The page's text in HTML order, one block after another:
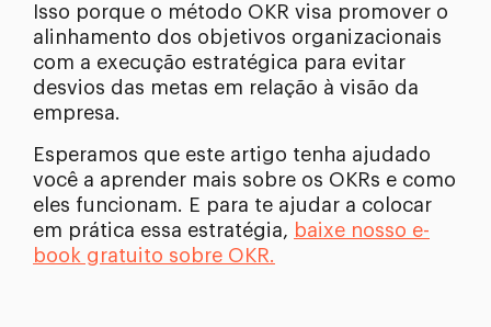
Isso porque o método OKR visa promover o
alinhamento dos objetivos organizacionais
com a execução estratégica para evitar
desvios das metas em relação à visão da
empresa.
Esperamos que este artigo tenha ajudado
você a aprender mais sobre os OKRs e como
eles funcionam. E para te ajudar a colocar
em prática essa estratégia, baixe nosso e-
book gratuito sobre OKR.